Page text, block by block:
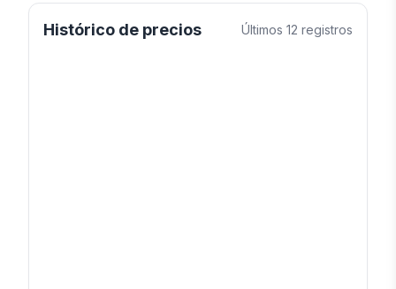
Histórico de precios Últimos 12 registros